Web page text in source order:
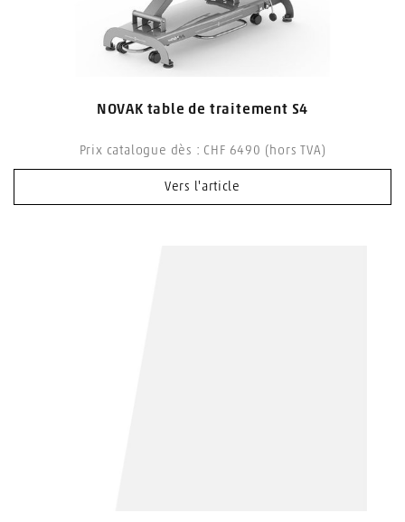
NOVAK table de traitement S4
Prix catalogue dès : CHF 6490 (hors TVA)
Vers l'article